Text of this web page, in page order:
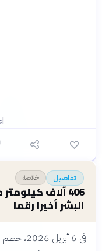
تفاصيل خلاصة
406 آلاف
البشر أخيراً رقماً